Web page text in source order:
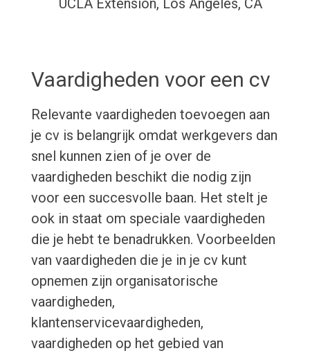
UCLA Extension, Los Angeles, CA
Vaardigheden voor een cv
Relevante vaardigheden toevoegen aan
je cv is belangrijk omdat werkgevers dan
snel kunnen zien of je over de
vaardigheden beschikt die nodig zijn
voor een succesvolle baan. Het stelt je
ook in staat om speciale vaardigheden
die je hebt te benadrukken. Voorbeelden
van vaardigheden die je in je cv kunt
opnemen zijn organisatorische
vaardigheden,
klantenservicevaardigheden,
vaardigheden op het gebied van